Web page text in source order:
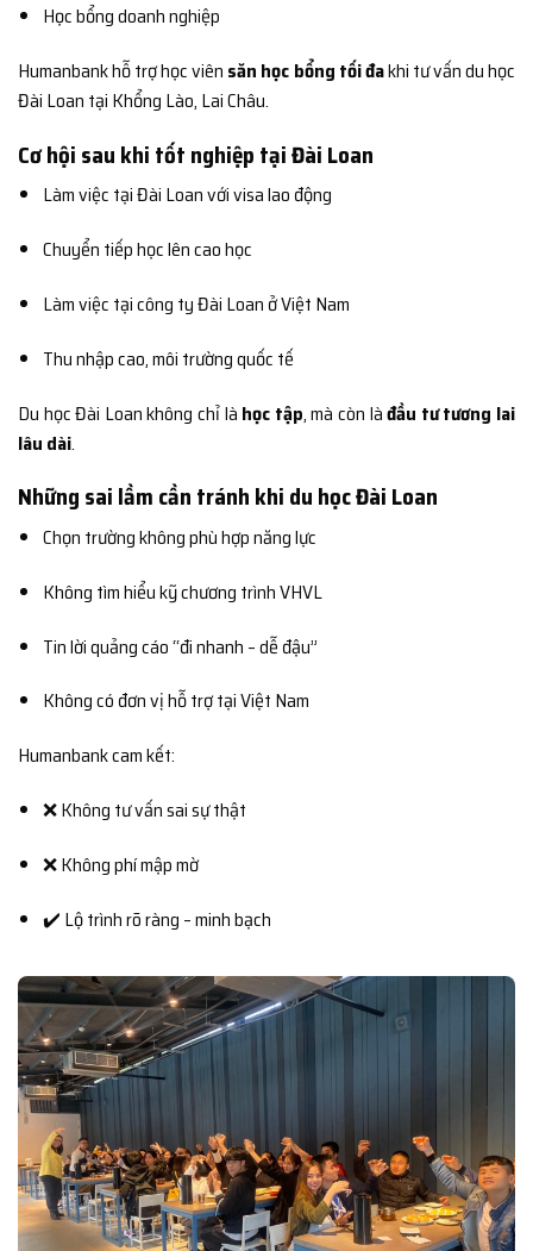
Học bổng doanh nghiệp
Humanbank hỗ trợ học viên săn học bổng tối đakhi tư vấn du học
Đài Loan tại Khổng Lào, Lai Châu.
Cơ hội sau khi tốt nghiệp tại Đài Loan
Làm việc tại Đài Loan với visa lao động
Chuyển tiếp học lên cao học
Làm việc tại công ty Đài Loan ở Việt Nam
Thu nhập cao, môi trường quốc tế
Du học Đài Loan không chỉ là học tập, mà còn làđầu tư tương lai
lâu dài.
Những sai lầm cần tránh khi du học Đài Loan
Chọn trường không phù hợp năng lực
Không tìm hiểu kỹ chương trình VHVL
Tin lời quảng cáo “đi nhanh – dễ đậu”
Không có đơn vị hỗ trợ tại Việt Nam
Humanbank cam kết:
❌ Không tư vấn sai sự thật
❌ Không phí mập mờ
✔️ Lộ trình rõ ràng – minh bạch